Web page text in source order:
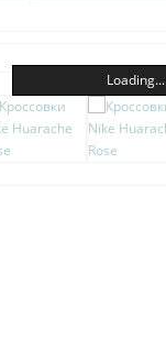
Loading...